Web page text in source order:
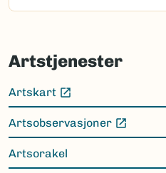
Artstjenester
Artskart
(Ekstern lenke)
Artsobservasjoner
(Ekstern lenke)
Artsorakel